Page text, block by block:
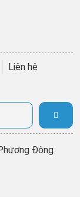
Liên hệ
Đông